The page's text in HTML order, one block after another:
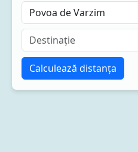
Calculează distanța